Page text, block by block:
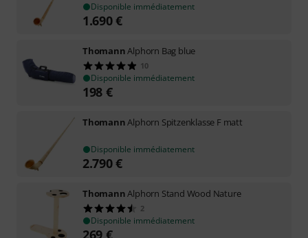
Disponible immédiatement
1.690€
ThomannAlphorn Bag blue
10
Disponible immédiatement
198 €
ThomannAlphorn Spitzenklasse F matt
Disponible immédiatement
2.790€
ThomannAlphorn Stand Wood Nature
2
Disponible immédiatement
269 €